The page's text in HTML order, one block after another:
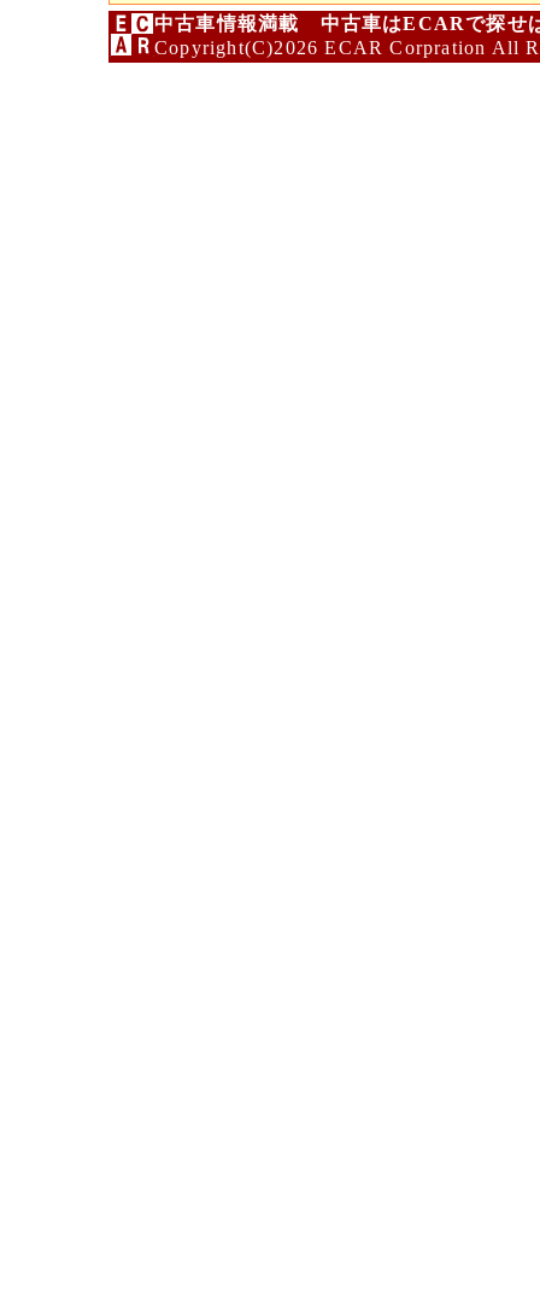
中古車情報満載 中古車はECARで探せ
Copyright(C)2026 ECAR Corpration All